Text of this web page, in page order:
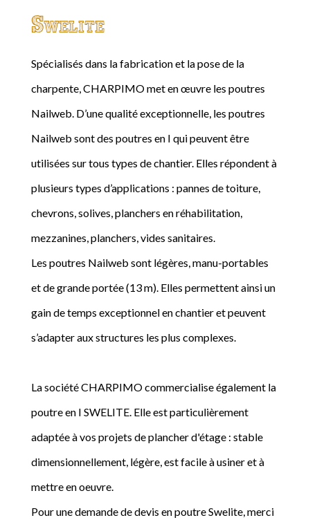
Swelite
Spécialisés dans la fabrication et la pose de la
charpente, CHARPIMO met en œuvre les poutres
Nailweb. D’une qualité exceptionnelle, les poutres
Nailweb sont des poutres en I qui peuvent être
utilisées sur tous types de chantier. Elles répondent à
plusieurs types d’applications : pannes de toiture,
chevrons, solives, planchers en réhabilitation,
mezzanines, planchers, vides sanitaires.
Les poutres Nailweb sont légères, manu-portables
et de grande portée (13 m). Elles permettent ainsi un
gain de temps exceptionnel en chantier et peuvent
s’adapter aux structures les plus complexes.
La société CHARPIMO commercialise également la
poutre en I SWELITE. Elle est particulièrement
adaptée à vos projets de plancher d'étage : stable
dimensionnellement, légère, est facile à usiner et à
mettre en oeuvre.
Pour une demande de devis en poutre Swelite, merci